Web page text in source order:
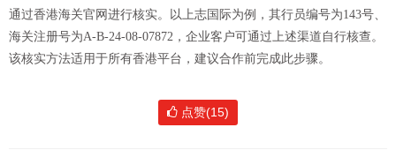
通过香港海关官网进行核实。以上志国际为例，其行员编号为143号、
海关注册号为A-B-24-08-07872，企业客户可通过上述渠道自行核查。
该核实方法适用于所有香港平台，建议合作前完成此步骤。
点赞(15)